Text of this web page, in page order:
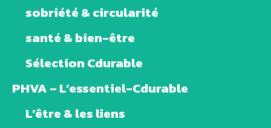
sobriété & circularité
santé & bien-être
Sélection Cdurable
PHVA – L’essentiel-Cdurable
L’être & les liens